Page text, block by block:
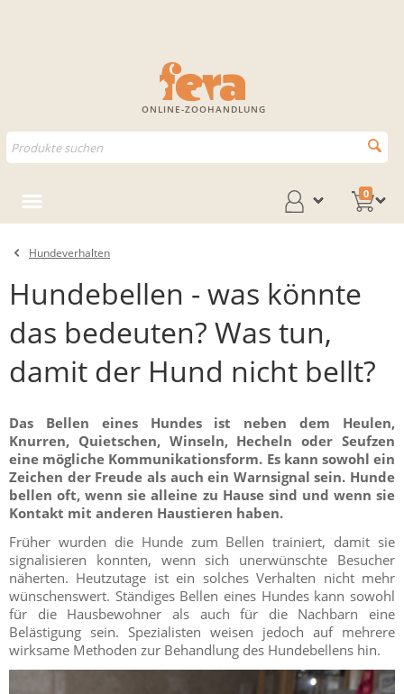
ONLINE-ZOOHANDLUNG
0
Hundeverhalten
Hundebellen - was könnte
das bedeuten? Was tun,
damit der Hund nicht bellt?
Das Bellen eines Hundes ist neben dem Heulen,
Knurren, Quietschen, Winseln, Hecheln oder Seufzen
eine mögliche Kommunikationsform. Es kann sowohl ein
Zeichen der Freude als auch ein Warnsignal sein. Hunde
bellen oft, wenn sie alleine zu Hause sind und wenn sie
Kontakt mit anderen Haustieren haben.
Früher wurden die Hunde zum Bellen trainiert, damit sie
signalisieren konnten, wenn sich unerwünschte Besucher
näherten. Heutzutage ist ein solches Verhalten nicht mehr
wünschenswert. Ständiges Bellen eines Hundes kann sowohl
für die Hausbewohner als auch für die Nachbarn eine
Belästigung sein. Spezialisten weisen jedoch auf mehrere
wirksame Methoden zur Behandlung des Hundebellens hin.